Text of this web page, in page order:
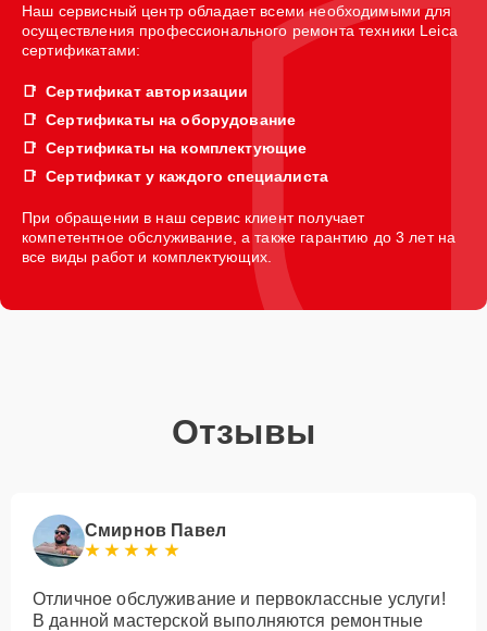
Наш сервисный центр обладает всеми необходимыми для
осуществления профессионального ремонта техники Leica
сертификатами:
Сертификат авторизации
Сертификаты на оборудование
Сертификаты на комплектующие
Сертификат у каждого специалиста
При обращении в наш сервис клиент получает
компетентное обслуживание, а также гарантию до 3 лет на
все виды работ и комплектующих.
Отзывы
Смирнов Павел
Отличное обслуживание и первоклассные услуги!
В данной мастерской выполняются ремонтные